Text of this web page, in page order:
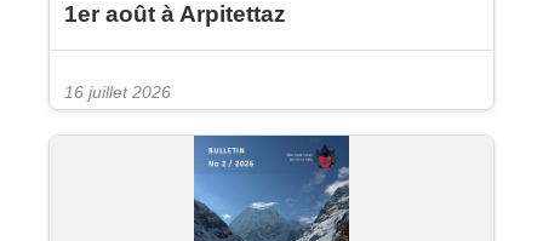
1er août à Arpitettaz
16 juillet 2026